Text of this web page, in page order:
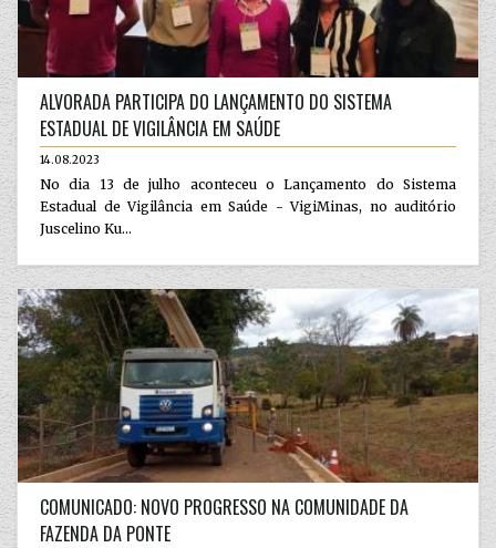
ALVORADA PARTICIPA DO LANÇAMENTO DO SISTEMA
ESTADUAL DE VIGILÂNCIA EM SAÚDE
14.08.2023
No dia 13 de julho aconteceu o Lançamento do Sistema
Estadual de Vigilância em Saúde - VigiMinas, no auditório
Juscelino Ku...
COMUNICADO: NOVO PROGRESSO NA COMUNIDADE DA
FAZENDA DA PONTE